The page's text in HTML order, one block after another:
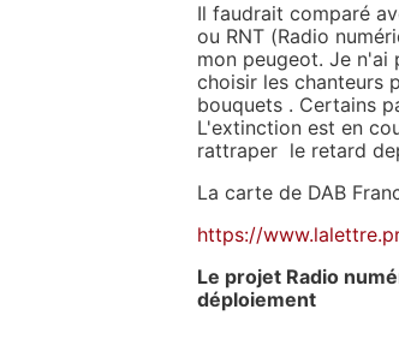
Il faudrait comparé
ou RNT (Radio
mon peugeot. Je n'ai
choisir les chanteurs
bouquets . Certains
L'extinction est en
rattraper le retard
La carte de DAB
https://
Le projet Radio
déploiement